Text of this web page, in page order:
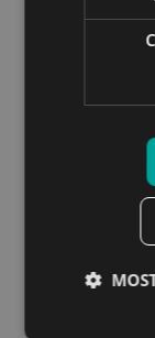
3.
Uno de los
La clave
del running,
Volumen.